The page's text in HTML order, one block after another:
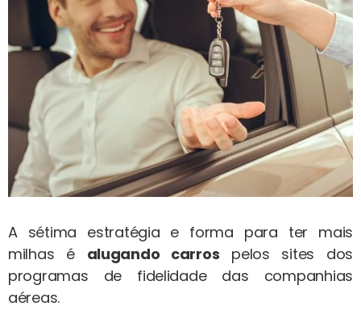
A sétima estratégia e forma para ter mais
milhas é alugando carros pelos sites dos
programas de fidelidade das companhias
aéreas.